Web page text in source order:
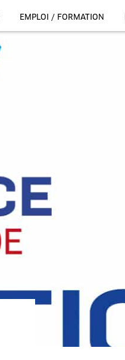
EMPLOI / FORMATION